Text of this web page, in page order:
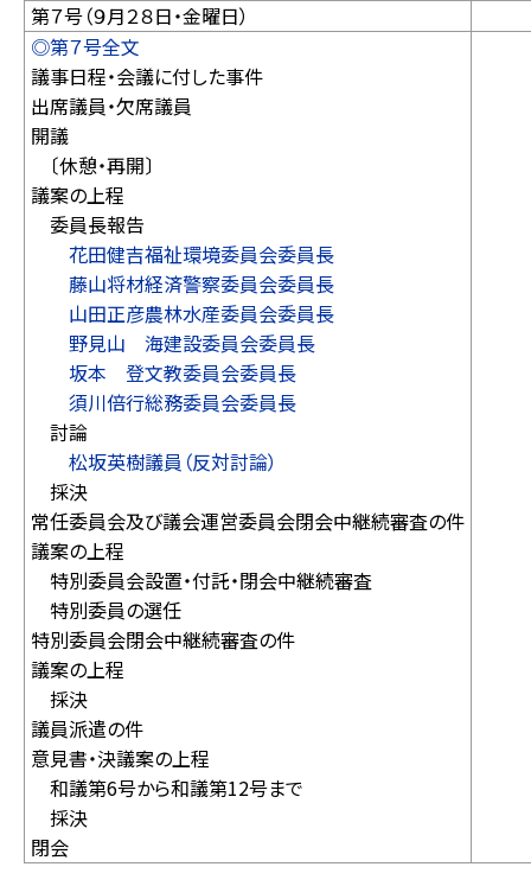
第７号（９月２８日・金曜日）
◎第７号全文
議事日程・会議に付した事件
出席議員・欠席議員
開議
〔休憩・再開〕
議案の上程
委員長報告
花田健吉福祉環境委員会委員長
藤山将材経済警察委員会委員長
山田正彦農林水産委員会委員長
野見山 海建設委員会委員長
坂本 登文教委員会委員長
須川倍行総務委員会委員長
討論
松坂英樹議員（反対討論）
採決
常任委員会及び議会運営委員会閉会中継続審査の件
議案の上程
特別委員会設置・付託・閉会中継続審査
特別委員の選任
特別委員会閉会中継続審査の件
議案の上程
採決
議員派遣の件
意見書・決議案の上程
和議第6号から和議第12号まで
採決
閉会